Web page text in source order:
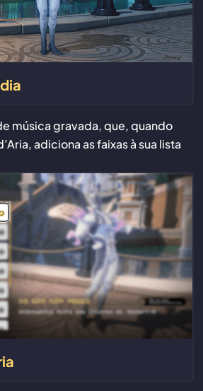
música gravada, que, quando
adiciona as faixas à sua lista